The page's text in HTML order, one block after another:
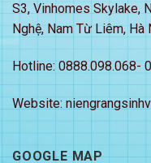
S3, Vinhomes Skylake,
Nghệ, Nam Từ Liêm, Hà
Hotline: 0888.098.068-
Website:
GOOGLE MAP